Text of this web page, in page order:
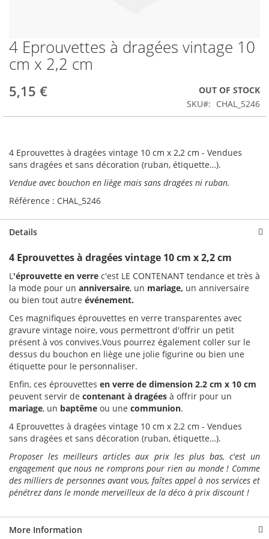
Skip
to
the
of
images
4 Eprouvettes à dragées vintage 10
cm x 2,2 cm
5,15 €
OUT OF STOCK
SKU
CHAL_5246
4 Eprouvettes à dragées vintage 10 cm x 2,2 cm - Vendues
sans dragées et sans décoration (ruban, étiquette…).
Vendue avec bouchon en liège mais sans dragées ni ruban.
Référence : CHAL_5246
Details
4 Eprouvettes à dragées vintage 10 cm x 2,2 cm
L'éprouvette en verre c'est LE CONTENANT tendance et très à
la mode pour un anniversaire, un mariage, un anniversaire
ou bien tout autre événement.
Ces magnifiques éprouvettes en verre transparentes avec
gravure vintage noire, vous permettront d'offrir un petit
présent à vos convives.Vous pourrez également coller sur le
dessus du bouchon en liège une jolie figurine ou bien une
étiquette pour le personnaliser.
Enfin, ces éprouvettes en verre de dimension 2.2 cm x 10 cm
peuvent servir de contenant à dragées à offrir pour un
mariage, un baptême ou une communion.
4 Eprouvettes à dragées vintage 10 cm x 2,2 cm - Vendues
sans dragées et sans décoration (ruban, étiquette…).
Proposer les meilleurs articles aux prix les plus bas, c'est un
engagement que nous ne romprons pour rien au monde ! Comme
des milliers de personnes avant vous, faîtes appel à nos services et
pénétrez dans le monde merveilleux de la déco à prix discount !
More Information